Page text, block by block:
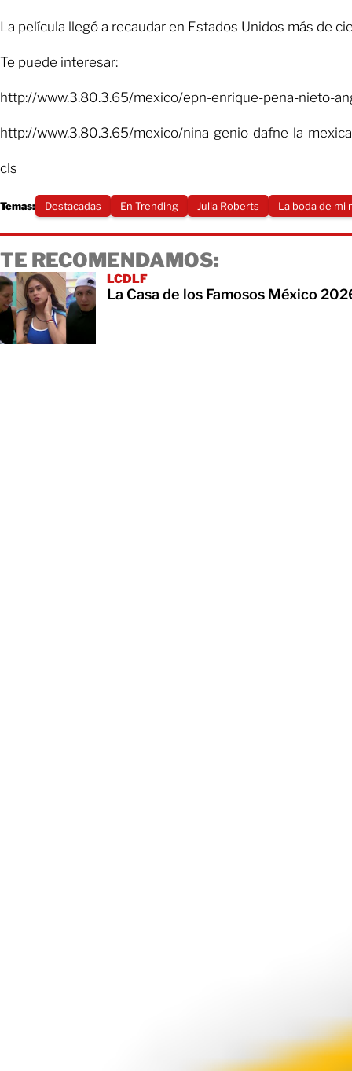
La película llegó a recaudar en Estados Unidos más de
Te puede interesar:
http://www.3.80.3.65/mexico/epn-enrique-pena-nieto-
http://www.3.80.3.65/mexico/nina-genio-dafne-la-
cls
Temas: Destacadas En Trending Julia Roberts La boda de mi
TE RECOMENDAMOS:
LCDLF
La Casa de los Famosos México